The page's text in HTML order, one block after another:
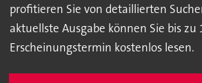
profitieren Sie von detaillierten
aktuellste Ausgabe können Sie bis zu
Erscheinungstermin kostenlos lesen.